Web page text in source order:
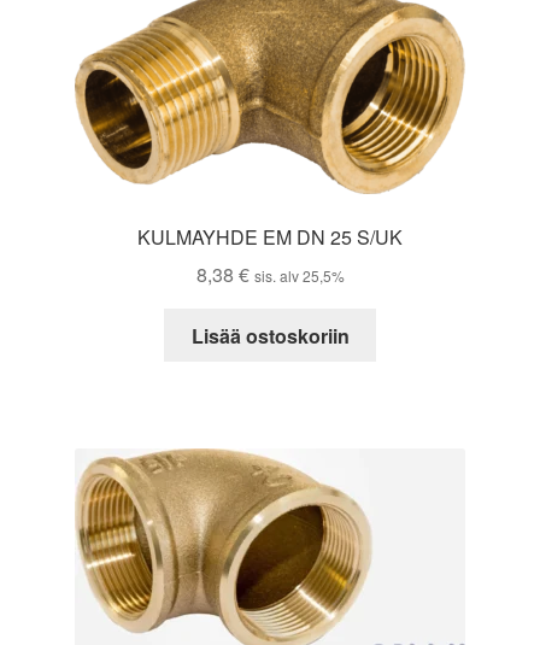
KULMAYHDE EM DN 25 S/UK
8,38 € sis. alv 25,5%
Lisää ostoskoriin